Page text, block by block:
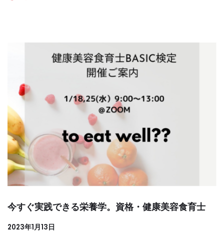
今すぐ実践できる栄養学。資格・健康美容食育士
2023年1月13日